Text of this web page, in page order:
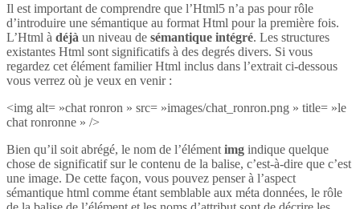
Il est important de comprendre que l’Html5 n’a pas pour rôle
d’introduire une sémantique au format Html pour la première fois.
L’Html à déjà un niveau de sémantique intégré. Les structures
existantes Html sont significatifs à des degrés divers. Si vous
regardez cet élément familier Html inclus dans l’extrait ci-dessous
vous verrez où je veux en venir :
<img alt= »chat ronron » src= »images/chat_ronron.png » title= »le
chat ronronne » />
Bien qu’il soit abrégé, le nom de l’élément img indique quelque
chose de significatif sur le contenu de la balise, c’est-à-dire que c’est
une image. De cette façon, vous pouvez penser à l’aspect
sémantique html comme étant semblable aux méta données, le rôle